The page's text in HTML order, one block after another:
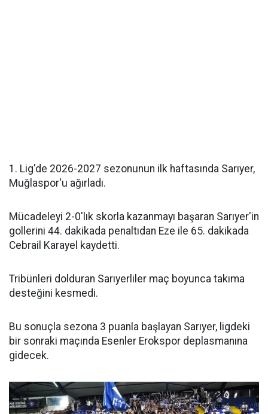
1. Lig'de 2026-2027 sezonunun ilk haftasında Sarıyer,
Muğlaspor'u ağırladı.
Mücadeleyi 2-0'lık skorla kazanmayı başaran Sarıyer'in
gollerini 44. dakikada penaltıdan Eze ile 65. dakikada
Cebrail Karayel kaydetti.
Tribünleri dolduran Sarıyerliler maç boyunca takıma
desteğini kesmedi.
Bu sonuçla sezona 3 puanla başlayan Sarıyer, ligdeki
bir sonraki maçında Esenler Erokspor deplasmanına
gidecek.